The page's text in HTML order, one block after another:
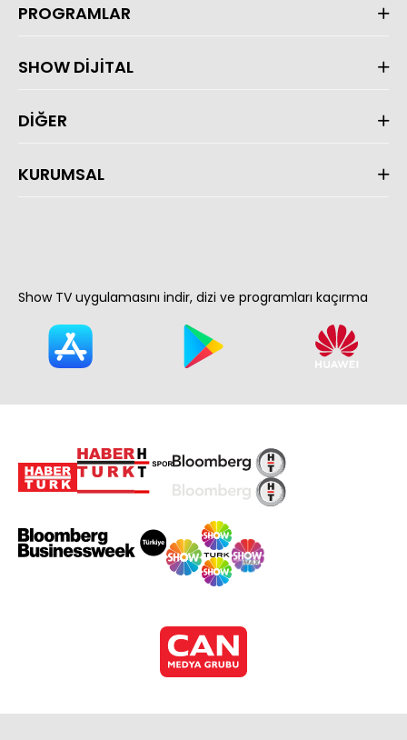
PROGRAMLAR
SHOW DİJİTAL
DİĞER
KURUMSAL
Show TV uygulamasını indir, dizi ve programları kaçırma